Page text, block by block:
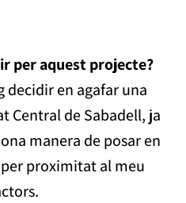
per aquest projecte?
decidir en agafar una
Central de Sabadell, ja
manera de posar en
proximitat al meu